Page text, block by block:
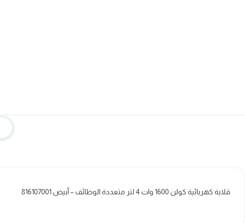
قلاية كهربائية كولن 1600 وات 4 لتر متعددة الوظائف – أبيض 816107001